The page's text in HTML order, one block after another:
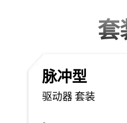
套
脉冲型
驱动器 套装